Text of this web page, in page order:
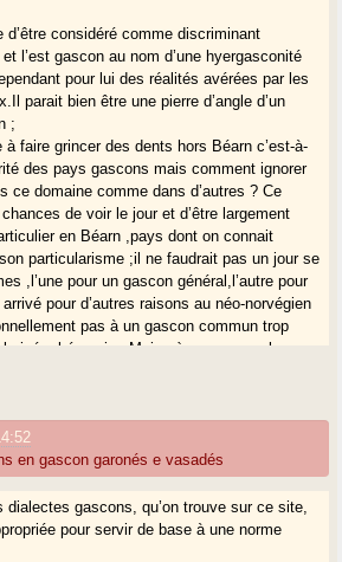
d’être considéré comme discriminant
l’est gascon au nom d’une hyergasconité
pour lui des réalités avérées par les
parait bien être une pierre d’angle d’un
;
à faire grincer des dents hors Béarn c’est-à-
des pays gascons mais comment ignorer
ce domaine comme dans d’autres ? Ce
de voir le jour et d’être largement
en Béarn ,pays dont on connait
particularisme ;il ne faudrait pas un jour se
,l’une pour un gascon général,l’autre pour
pour d’autres raisons au néo-norvégien
pas à un gascon commun trop
» béarnaise.Mais où commence le
les nombreux locuteurs .Bien qu’on n’en soit
c’est quand même un argument de bon
(dont la définition devrait se fonder
de l’ALG).
? Il me semble qu’en tout état de cause
en gascon garonés e vasadés
dialectes gascons, qu’on trouve sur ce site,
pour servir de base à une norme